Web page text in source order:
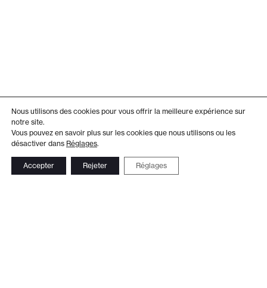
Nous utilisons des cookies pour vous offrir la meilleure expérience sur
notre site.
Vous pouvez en savoir plus sur les cookies que nous utilisons ou les
désactiver dans Réglages.
Accepter Rejeter Réglages